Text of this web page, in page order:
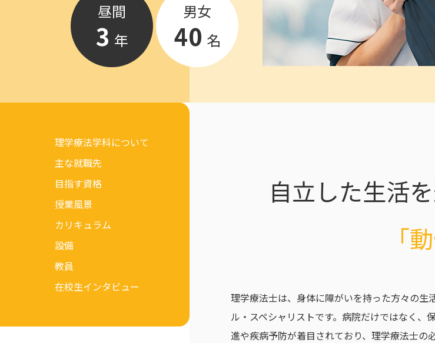
昼間
3 年
男女
40 名
理学療法学科について
主な就職先
目指す資格
授業風景
カリキュラム
設備
教員
在校生インタビュー
自立した生活
「
理学療法士は、身体に障がいを持った方々の生
ル・スペシャリストです。病院だけではなく、
進や疾病予防が着目されており、理学療法士の